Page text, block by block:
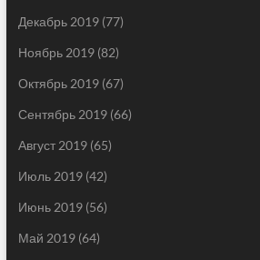
Декабрь 2019(77)
Ноябрь 2019(82)
Октябрь 2019(67)
Сентябрь 2019(66)
Август 2019(65)
Июль 2019(42)
Июнь 2019(56)
Май 2019(64)